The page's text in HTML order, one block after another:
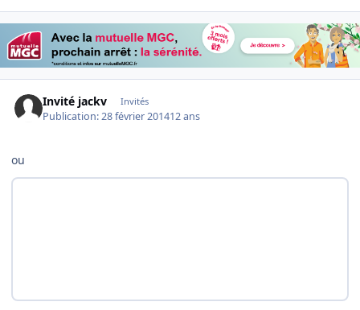
Invité jackv Invités
Publication:28 février 201412 ans
ou